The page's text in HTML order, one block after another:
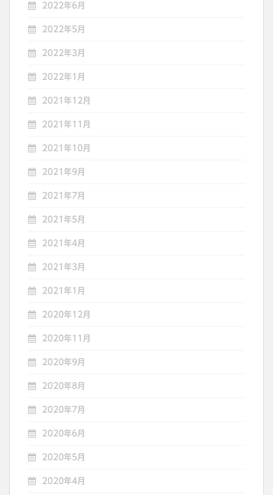
2022年6月
2022年5月
2022年3月
2022年1月
2021年12月
2021年11月
2021年10月
2021年9月
2021年7月
2021年5月
2021年4月
2021年3月
2021年1月
2020年12月
2020年11月
2020年9月
2020年8月
2020年7月
2020年6月
2020年5月
2020年4月